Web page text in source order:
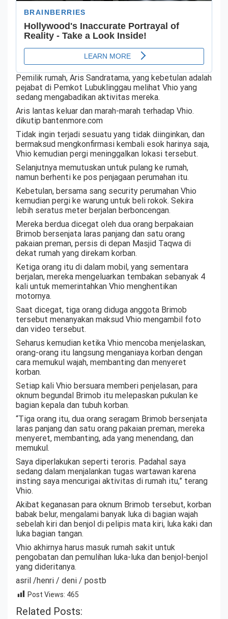
Pemilik rumah, Aris Sandratama, yang kebetulan adalah
pejabat di Pemkot Lubuklinggau melihat Vhio yang
sedang mengabadikan aktivitas mereka.
Aris lantas keluar dan marah-marah terhadap Vhio.
dikutip bantenmore.com
Tidak ingin terjadi sesuatu yang tidak diinginkan, dan
bermaksud mengkonfirmasi kembali esok harinya saja,
Vhio kemudian pergi meninggalkan lokasi tersebut.
Selanjutnya memutuskan untuk pulang ke rumah,
namun berhenti ke pos penjagaan perumahan itu.
Kebetulan, bersama sang security perumahan Vhio
kemudian pergi ke warung untuk beli rokok. Sekira
lebih seratus meter berjalan berboncengan.
Mereka berdua dicegat oleh dua orang berpakaian
Brimob bersenjata laras panjang dan satu orang
pakaian preman, persis di depan Masjid Taqwa di
dekat rumah yang direkam korban.
Ketiga orang itu di dalam mobil, yang sementara
berjalan, mereka mengeluarkan tembakan sebanyak 4
kali untuk memerintahkan Vhio menghentikan
motornya.
Saat dicegat, tiga orang diduga anggota Brimob
tersebut menanyakan maksud Vhio mengambil foto
dan video tersebut.
Seharus kemudian ketika Vhio mencoba menjelaskan,
orang-orang itu langsung menganiaya korban dengan
cara memukul wajah, membanting dan menyeret
korban.
Setiap kali Vhio bersuara memberi penjelasan, para
oknum begundal Brimob itu melepaskan pukulan ke
bagian kepala dan tubuh korban.
“Tiga orang itu, dua orang seragam Brimob bersenjata
laras panjang dan satu orang pakaian preman, mereka
menyeret, membanting, ada yang menendang, dan
memukul.
Saya diperlakukan seperti teroris. Padahal saya
sedang dalam menjalankan tugas wartawan karena
insting saya mencurigai aktivitas di rumah itu,” terang
Vhio.
Akibat keganasan para oknum Brimob tersebut, korban
babak belur, mengalami banyak luka di bagian wajah
sebelah kiri dan benjol di pelipis mata kiri, luka kaki dan
luka bagian tangan.
Vhio akhirnya harus masuk rumah sakit untuk
pengobatan dan pemulihan luka-luka dan benjol-benjol
yang dideritanya.
asril /henri / deni / postb
Post Views: 465
Related Posts: